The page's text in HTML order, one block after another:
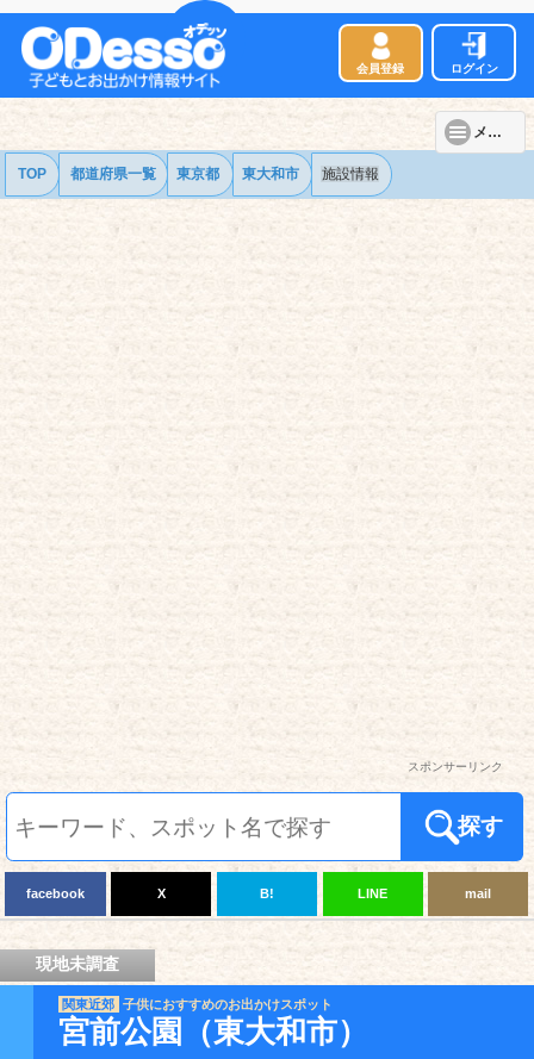
会員登録 ログイン
メニュー
TOP 都道府県一覧 東京都 東大和市 施設情報
スポンサーリンク
探す
facebook X B! LINE mail
現地未調査
関東近郊 子供におすすめのお出かけスポット
宮前公園（東大和市）